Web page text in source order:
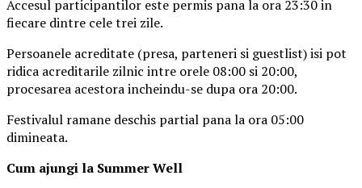
Accesul participantilor este permis pana la ora 23:30 in
fiecare dintre cele trei zile.
Persoanele acreditate (presa, parteneri si guestlist) isi pot
ridica acreditarile zilnic intre orele 08:00 si 20:00,
procesarea acestora incheindu-se dupa ora 20:00.
Festivalul ramane deschis partial pana la ora 05:00
dimineata.
Cum ajungi la Summer Well